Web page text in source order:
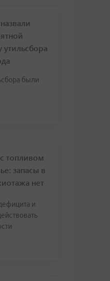
утильсбора
были
топливом
запасы в
нет
и